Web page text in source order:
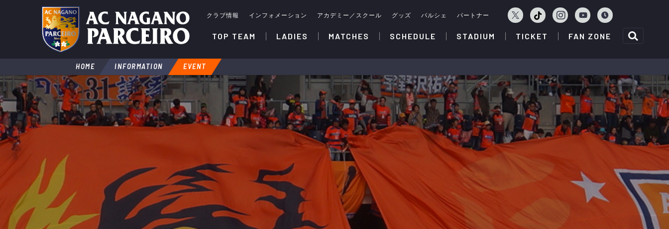
クラブ情報 インフォメーション アカデミー／スクール グッズ パルシェ パートナー
TOP TEAM LADIES MATCHES SCHEDULE STADIUM TICKET FAN ZONE
HOME INFORMATION EVENT